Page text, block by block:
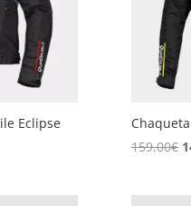
Eclipse
159,00€ El